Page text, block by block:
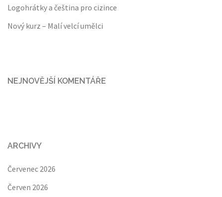
Logohrátky a čeština pro cizince
Nový kurz – Malí velcí umělci
NEJNOVĚJŠÍ KOMENTÁŘE
ARCHIVY
Červenec 2026
Červen 2026